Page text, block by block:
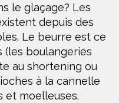
le glaçage? Les
depuis des
Le beurre est ce
(les boulangeries
au shortening ou
à la cannelle
et moelleuses.